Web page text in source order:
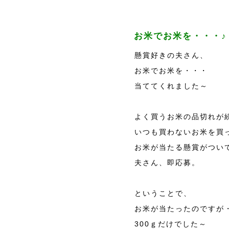
お米でお米を・・・♪
懸賞好きの夫さん、
お米でお米を・・・
当ててくれました～
よく買うお米の品切れが
いつも買わないお米を買
お米が当たる懸賞がつい
夫さん、即応募。
ということで、
お米が当たったのですが
300ｇだけでした～